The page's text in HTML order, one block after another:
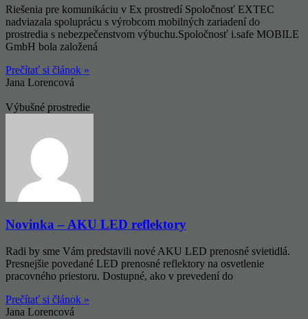
Riešenia pre komunikáciu v Ex prostredí Spoločnosť EXTEC
nadviazala spoluprácu s výrobcom mobilných zariadení do
prostredia s nebezpečenstvom výbuchu.Spoločnosť i.safe MOBILE
GmbH bola založená
Prečítať si článok »
Jana Lorencová
Výbušné prostredie
Novinka – AKU LED reflektory
Radi by sme Vám predstavili nové AKU LED prenosné svietidlá.
Presnejšie povedané LED prenosné reflektory na osvetlenie
pracovného priestoru. Dostupné, ako v prevedení do
Prečítať si článok »
Jana Lorencová